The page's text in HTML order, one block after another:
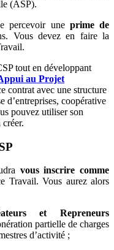
(ASP).
percevoir une prime de
Vous devez en faire la
tout en développant
au Projet
contrat avec une structure
d’entreprises, coopérative
pouvez utiliser son
vous inscrire comme
Travail. Vous aurez alors
et Repreneurs
partielle de charges
d’activité ;